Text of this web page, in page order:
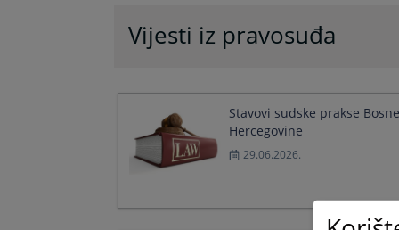
Vijesti iz pravosuđa
Stavovi sudske prakse
Hercegovine
29.06.2026.